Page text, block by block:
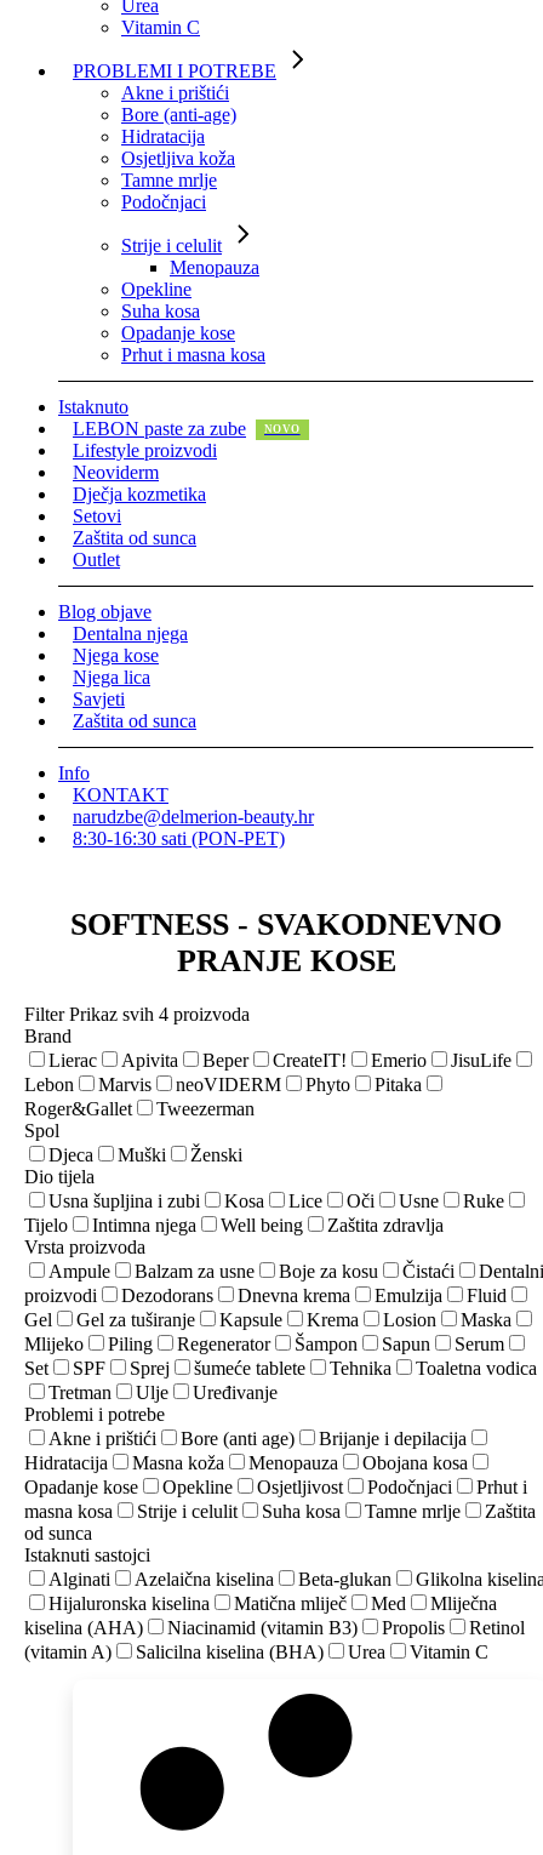
Urea
Vitamin C
PROBLEMI I POTREBE
Akne i prištići
Bore (anti-age)
Hidratacija
Osjetljiva koža
Tamne mrlje
Podočnjaci
Strije i celulit
Menopauza
Opekline
Suha kosa
Opadanje kose
Prhut i masna kosa
Istaknuto
LEBON paste za zube
Lifestyle proizvodi
Neoviderm
Dječja kozmetika
Setovi
Zaštita od sunca
Outlet
Blog objave
Dentalna njega
Njega kose
Njega lica
Savjeti
Zaštita od sunca
Info
KONTAKT
narudzbe@delmerion-beauty.hr
8:30-16:30 sati (PON-PET)
SOFTNESS - SVAKODNEVNO
PRANJE KOSE
FilterPrikaz svih 4 proizvoda
Brand
Lierac
Apivita Beper CreateIT! Emerio
JisuLife
Lebon
Marvis neoVIDERM Phyto
Pitaka
Roger&Gallet
Tweezerman
Spol
Djeca
Muški
Ženski
Dio tijela
Usna šupljina i zubi
Kosa Lice Oči Usne
Ruke
Tijelo
Intimna njega Well being
Zaštita zdravlja
Vrsta proizvoda
Ampule
Balzam za usne Boje za kosu Čistaći
Dentalni
proizvodi
Dezodorans Dnevna krema Emulzija
Fluid
Gel
Gel za tuširanje Kapsule Krema Losion
Maska
Mlijeko
Piling Regenerator Šampon Sapun
Serum
Set
SPF Sprej šumeće tablete Tehnika
Toaletna vodica
Tretman
Ulje
Uređivanje
Problemi i potrebe
Akne i prištići
Bore (anti age)
Brijanje i depilacija
Hidratacija
Masna koža Menopauza
Obojana kosa
Opadanje kose
Opekline Osjetljivost Podočnjaci
Prhut i
masna kosa
Strije i celulit Suha kosa Tamne mrlje
Zaštita
od sunca
Istaknuti sastojci
Alginati
Azelaična kiselina Beta-glukan
Glikolna
Hijaluronska kiselina
Matična mliječ Med
Mliječna
kiselina (AHA)
Niacinamid (vitamin B3) Propolis
Retinol
(vitamin A)
Salicilna kiselina (BHA) Urea Vitamin C